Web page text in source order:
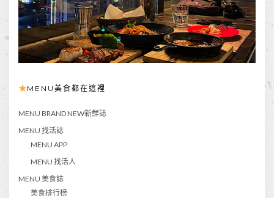
MENU美食都在這裡
MENU BRAND NEW新鮮誌
MENU 找活誌
MENU APP
MENU 找活人
MENU 美食誌
美食排行榜